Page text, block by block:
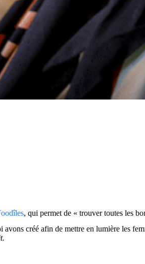
, qui permet de « trouver toutes les
créé afin de mettre en lumière les